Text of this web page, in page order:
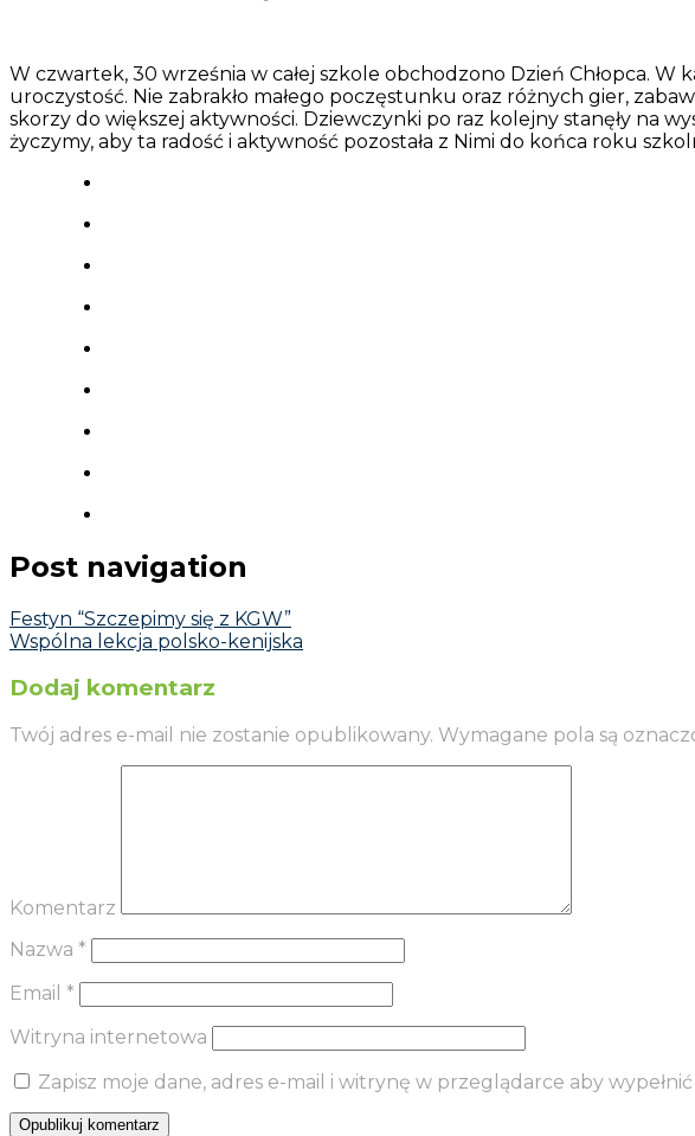
W czwartek, 30 września w całej szkole obchodzono Dzień Chłopca.
uroczystość. Nie zabrakło małego poczęstunku oraz różnych gier,
skorzy do większej aktywności. Dziewczynki po raz kolejny stanęły na
życzymy, aby ta radość i aktywność pozostała z Nimi do końca roku
Post navigation
Festyn “Szczepimy się z KGW”
Wspólna lekcja polsko-kenijska
Dodaj komentarz
Twój adres e-mail nie zostanie opublikowany. Wymagane pola są
Komentarz
Nazwa *
Email *
Witryna internetowa
Zapisz moje dane, adres e-mail i witrynę w przeglądarce aby